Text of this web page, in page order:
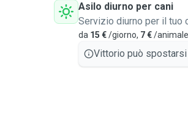
Asilo diurno per cani
Servizio diurno per il tuo
da 15 €/giorno, 7 €/
Vittorio può